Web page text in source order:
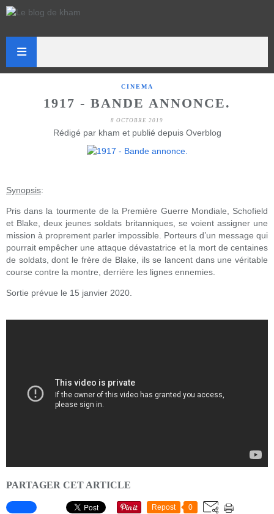
CINEMA
1917 - BANDE ANNONCE.
8 OCTOBRE 2019
Rédigé par kham et publié depuis Overblog
Synopsis:
Pris dans la tourmente de la Première Guerre Mondiale, Schofield
et Blake, deux jeunes soldats britanniques, se voient assigner une
mission à proprement parler impossible. Porteurs d’un message qui
pourrait empêcher une attaque dévastatrice et la mort de centaines
de soldats, dont le frère de Blake, ils se lancent dans une véritable
course contre la montre, derrière les lignes ennemies.
Sortie prévue le 15 janvier 2020.
PARTAGER CET ARTICLE
Repost 0